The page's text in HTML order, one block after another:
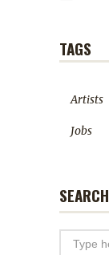
TAGS
Artists
Jobs
SEARCH